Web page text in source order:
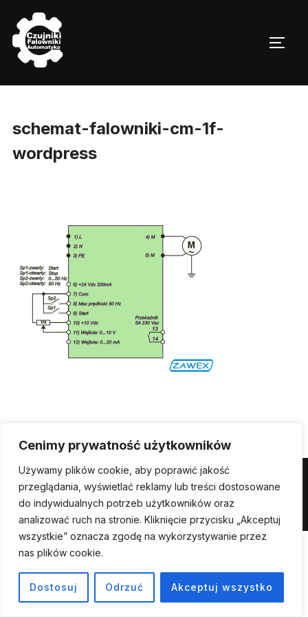
Cenimy prywatność użytkowników
Używamy plików cookie, aby poprawić jakość
przeglądania, wyświetlać reklamy lub treści dostosowane
do indywidualnych potrzeb użytkowników oraz
analizować ruch na stronie. Kliknięcie przycisku „Akceptuj
wszystkie” oznacza zgodę na wykorzystywanie przez
nas plików cookie.
Dostosuj Odrzuć Akceptuj wszystko
content
schemat-falowniki-cm-1f-
wordpress
Powered by WordPress
Inspiro WordPress Theme byWPZOOM